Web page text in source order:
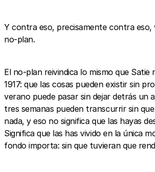
Y contra eso, precisamente contra eso,
no-plan.
El no-plan reivindica lo mismo que Satie
1917: que las cosas pueden existir sin
verano puede pasar sin dejar detrás un
tres semanas pueden transcurrir sin
nada, y eso no significa que las hayas
Significa que las has vivido en la única
fondo importa: sin que tuvieran que